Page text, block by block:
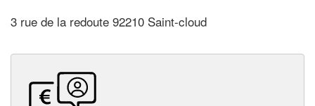
3 rue de la redoute 92210 Saint-cloud